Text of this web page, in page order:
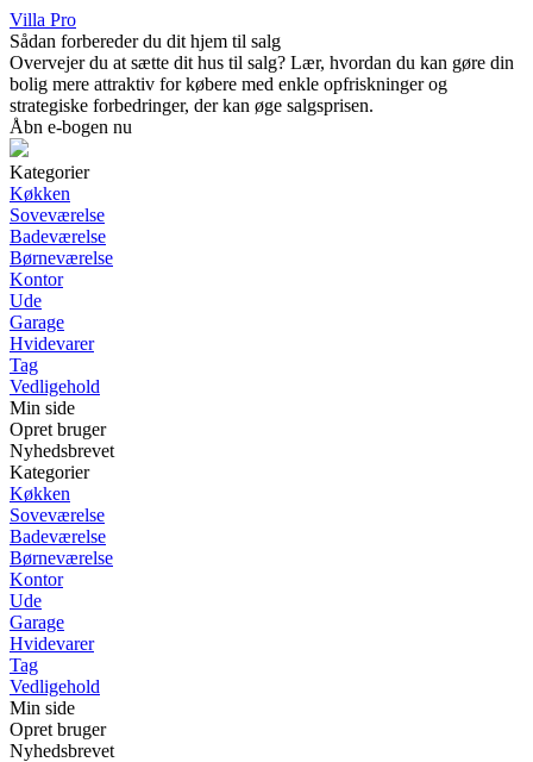
Villa Pro
Sådan forbereder du dit hjem til salg
Overvejer du at sætte dit hus til salg? Lær, hvordan du kan gøre din
bolig mere attraktiv for købere med enkle opfriskninger og
strategiske forbedringer, der kan øge salgsprisen.
Åbn e-bogen nu
Kategorier
Køkken
Soveværelse
Badeværelse
Børneværelse
Kontor
Ude
Garage
Hvidevarer
Tag
Vedligehold
Min side
Opret bruger
Nyhedsbrevet
Kategorier
Køkken
Soveværelse
Badeværelse
Børneværelse
Kontor
Ude
Garage
Hvidevarer
Tag
Vedligehold
Min side
Opret bruger
Nyhedsbrevet